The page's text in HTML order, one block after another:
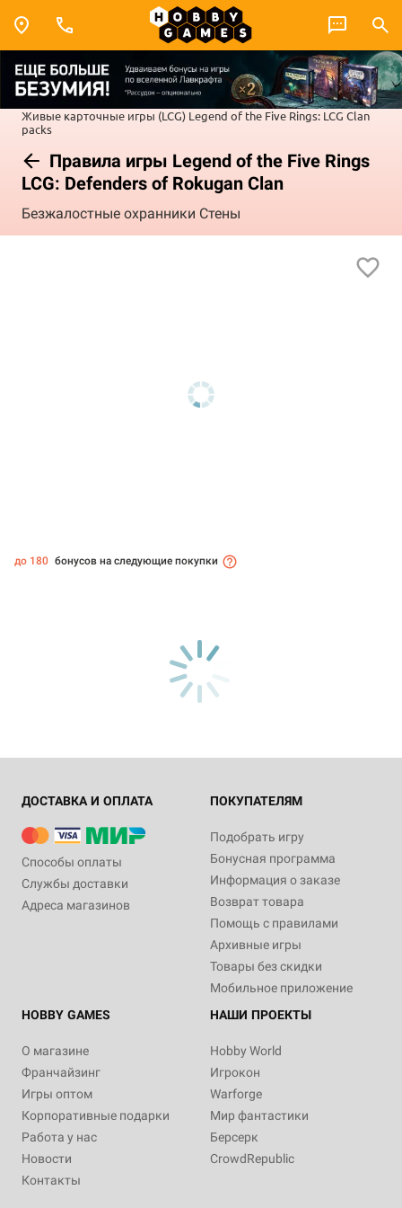
Живые карточные игры (LCG) Legend of the Five Rings: LCG Clan
packs
Правила игры Legend of the Five Rings
LCG: Defenders of Rokugan Clan
Безжалостные охранники Стены
до 180 бонусов на следующие покупки
ДОСТАВКА И ОПЛАТА
Способы оплаты
Службы доставки
Адреса магазинов
ПОКУПАТЕЛЯМ
Подобрать игру
Бонусная программа
Информация о заказе
Возврат товара
Помощь с правилами
Архивные игры
Товары без скидки
Мобильное приложение
HOBBY GAMES
О магазине
Франчайзинг
Игры оптом
Корпоративные подарки
Работа у нас
Новости
Контакты
НАШИ ПРОЕКТЫ
Hobby World
Игрокон
Warforge
Мир фантастики
Берсерк
CrowdRepublic